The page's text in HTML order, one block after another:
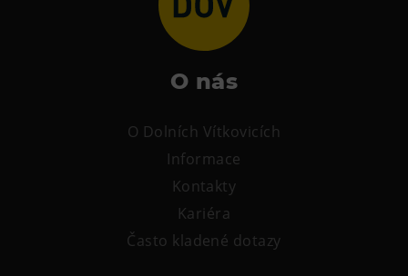
O nás
O Dolních Vítkovicích
Informace
Kontakty
Kariéra
Často kladené dotazy